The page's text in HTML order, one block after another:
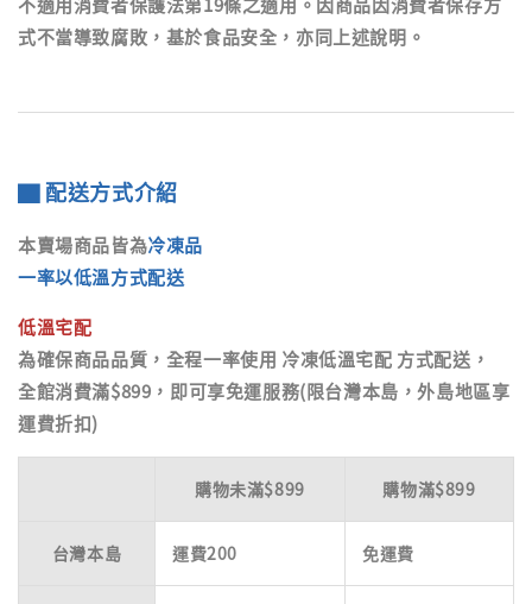
式不當導致腐敗，基於食品安全，亦同上述說明。
▇ 配送方式介紹
本賣場商品皆為冷凍品
一率以低溫方式配送
低溫宅配
為確保商品品質，全程一率使用 冷凍低溫宅配 方式配送，
全館消費滿$899，即可享免運服務(限台灣本島，外島地區享
運費折扣)
購物未滿$899 購物滿$899
台灣本島 運費200 免運費